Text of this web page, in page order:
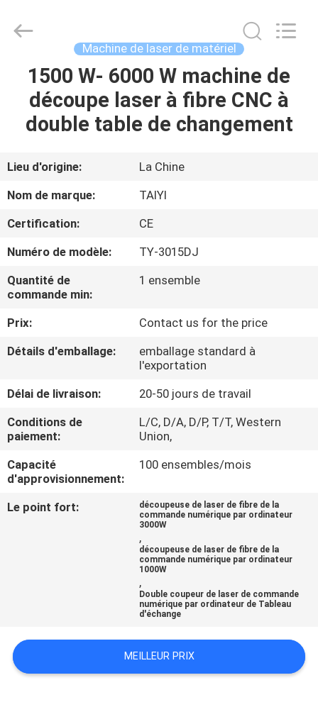
MAISON
DES
VIDÉOS
À
PROPOS
DE
VISITE
L'USINE
NOUS
CONTACTER
NOUVELLES
SITE
Technology
Company
Reserved.
Machine de laser de matériel
1500 W- 6000 W machine de
découpe laser à fibre CNC à
double table de changement
Lieu d'origine:
La Chine
Nom de marque:
TAIYI
Certification:
CE
Numéro de modèle:
TY-3015DJ
Quantité de
commande min:
1 ensemble
Prix:
Contact us for the price
Détails d'emballage:
emballage standard à
l'exportation
Délai de livraison:
20-50 jours de travail
Conditions de
paiement:
L/C, D/A, D/P, T/T, Western
Union,
Capacité
d'approvisionnement:
100 ensembles/mois
Le point fort:
découpeuse de laser de fibre de la
commande numérique par ordinateur
3000W
,
découpeuse de laser de fibre de la
commande numérique par ordinateur
1000W
,
Double coupeur de laser de commande
numérique par ordinateur de Tableau
d'échange
MEILLEUR PRIX